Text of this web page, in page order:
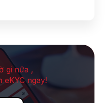
gi nữa ,
eKYC ngay!